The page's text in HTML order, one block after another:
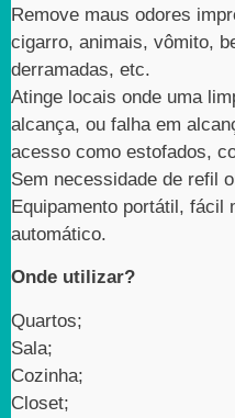
Remove maus odores
cigarro, animais, vômito,
derramadas, etc.
Atinge locais onde uma
alcança, ou falha em
acesso como estofados,
Sem necessidade de refil
Equipamento portátil, fácil
automático.
Onde utilizar?
Quartos;
Sala;
Cozinha;
Closet;